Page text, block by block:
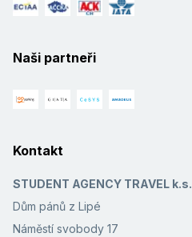
Naši partneři
Kontakt
STUDENT AGENCY TRAVEL k.s.
Dům pánů z Lipé
Náměstí svobody 17